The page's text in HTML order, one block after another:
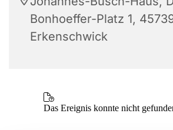
Bonhoeffer-Platz 1,
Erkenschwick